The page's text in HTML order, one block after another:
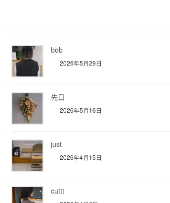
bob
2026年5月29日
先日
2026年5月16日
just
2026年4月15日
cuttt